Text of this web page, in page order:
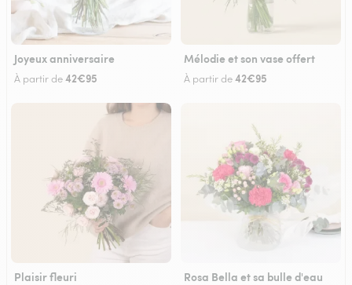
Joyeux anniversaire
À partir de42€95
Mélodie et son vase offert
À partir de42€95
Plaisir fleuri Rosa Bella et sa bulle d'eau